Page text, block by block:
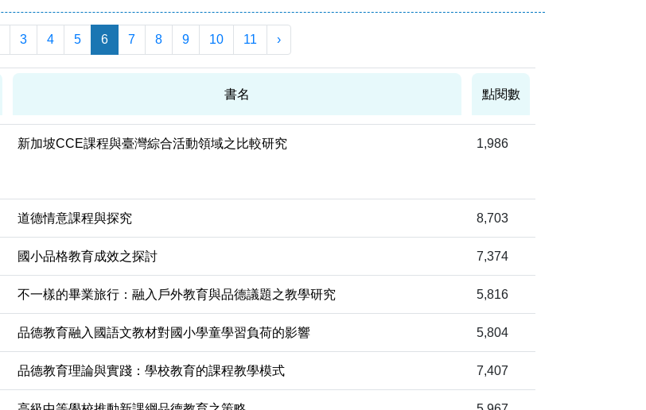
3 4 5 6 7 8 9 10 11 ›
書名 點閱數
新加坡CCE課程與臺灣綜合活動領域之比較研究 1,986
道德情意課程與探究 8,703
國小品格教育成效之探討 7,374
不一樣的畢業旅行：融入戶外教育與品德議題之教學研究 5,816
品德教育融入國語文教材對國小學童學習負荷的影響 5,804
品德教育理論與實踐：學校教育的課程教學模式 7,407